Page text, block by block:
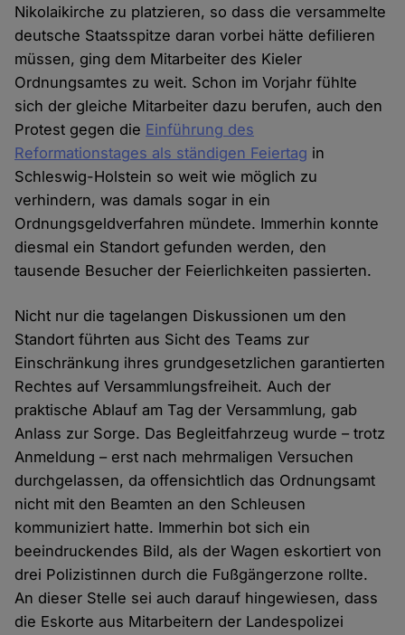
Nikolaikirche zu platzieren, so dass die versammelte
deutsche Staatsspitze daran vorbei hätte defilieren
müssen, ging dem Mitarbeiter des Kieler
Ordnungsamtes zu weit. Schon im Vorjahr fühlte
sich der gleiche Mitarbeiter dazu berufen, auch den
Protest gegen die Einführung des
Reformationstages als ständigen Feiertag in
Schleswig-Holstein so weit wie möglich zu
verhindern, was damals sogar in ein
Ordnungsgeldverfahren mündete. Immerhin konnte
diesmal ein Standort gefunden werden, den
tausende Besucher der Feierlichkeiten passierten.
Nicht nur die tagelangen Diskussionen um den
Standort führten aus Sicht des Teams zur
Einschränkung ihres grundgesetzlichen garantierten
Rechtes auf Versammlungsfreiheit. Auch der
praktische Ablauf am Tag der Versammlung, gab
Anlass zur Sorge. Das Begleitfahrzeug wurde – trotz
Anmeldung – erst nach mehrmaligen Versuchen
durchgelassen, da offensichtlich das Ordnungsamt
nicht mit den Beamten an den Schleusen
kommuniziert hatte. Immerhin bot sich ein
beeindruckendes Bild, als der Wagen eskortiert von
drei Polizistinnen durch die Fußgängerzone rollte.
An dieser Stelle sei auch darauf hingewiesen, dass
die Eskorte aus Mitarbeitern der Landespolizei